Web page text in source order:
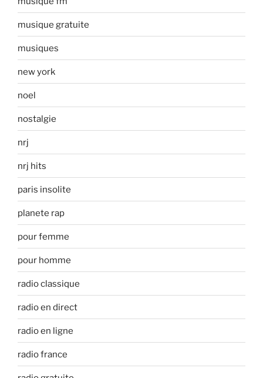
musique gratuite
musiques
new york
noel
nostalgie
nrj
nrj hits
paris insolite
planete rap
pour femme
pour homme
radio classique
radio en direct
radio en ligne
radio france